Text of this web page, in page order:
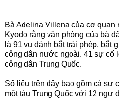
Bà Adelina Villena của cơ quan
Kyodo rằng văn phòng của bà
là 91 vụ đánh bắt trái phép, bắt
công dân nước ngoài. 41 sự cố
công dân Trung Quốc.
Số liệu trên đây bao gồm cả sự
mộttàu Trung Quốc với 12 ngư